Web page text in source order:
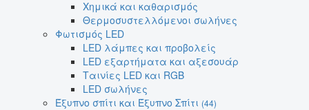
Χημικά και καθαρισμός
Θερμοσυστελλόμενοι σωλήνες
Φωτισμός LED
LED λάμπες και προβολείς
LED εξαρτήματα και αξεσουάρ
Ταινίες LED και RGB
LED σωλήνες
Έξυπνο σπίτι και Έξυπνο Σπίτι (44)